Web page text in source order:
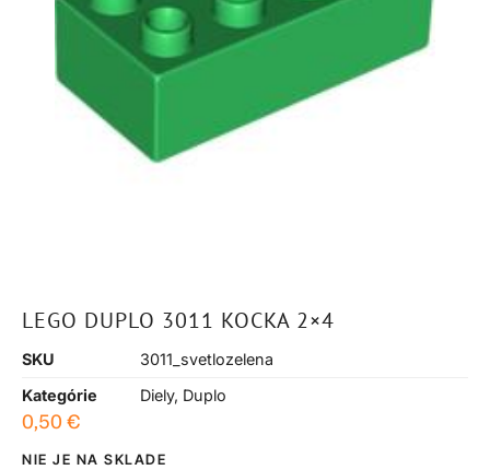
LEGO DUPLO 3011 KOCKA 2×4
SKU
3011_svetlozelena
Kategórie
Diely, Duplo
0,50 €
NIE JE NA SKLADE